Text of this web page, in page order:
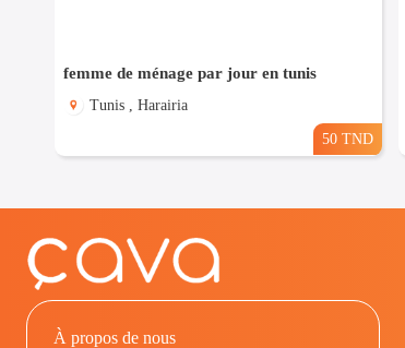
femme de ménage par jour en tunis
Tunis , Harairia
50 TND
À propos de nous